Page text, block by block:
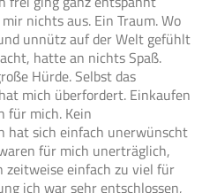
nichts aus. Ein Traum. Wo
unnütz auf der Welt gefühlt
hatte an nichts Spaß.
Hürde. Selbst das
mich überfordert. Einkaufen
für mich. Kein
hat sich einfach unerwünscht
für mich unerträglich,
zeitweise einfach zu viel für
ich war sehr entschlossen,